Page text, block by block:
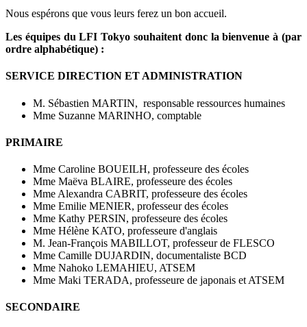
Nous espérons que vous leurs ferez un bon accueil.
Les équipes du LFI Tokyo souhaitent donc la bienvenue à (par
ordre alphabétique) :
SERVICE DIRECTION ET ADMINISTRATION
M. Sébastien MARTIN, responsable ressources humaines
Mme Suzanne MARINHO, comptable
PRIMAIRE
Mme Caroline BOUEILH, professeure des écoles
Mme Maëva BLAIRE, professeure des écoles
Mme Alexandra CABRIT, professeure des écoles
Mme Emilie MENIER, professeur des écoles
Mme Kathy PERSIN, professeure des écoles
Mme Hélène KATO, professeure d'anglais
M. Jean-François MABILLOT, professeur de FLESCO
Mme Camille DUJARDIN, documentaliste BCD
Mme Nahoko LEMAHIEU, ATSEM
Mme Maki TERADA, professeure de japonais et ATSEM
SECONDAIRE